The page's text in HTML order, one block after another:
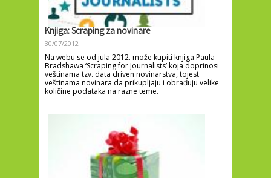
Knjiga: Scraping za novinare
30/07/2012
Na webu se od jula 2012. može kupiti knjiga Paula
Bradshawa ‘Scraping for Journalists’ koja doprinosi
veštinama tzv. data driven novinarstva, tojest
veštinama novinara da prikupljaju i obrađuju velike
količine podataka na razne teme.